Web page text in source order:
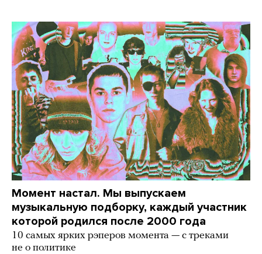
Момент настал. Мы выпускаем
музыкальную подборку, каждый участник
которой родился после 2000 года
10 самых ярких рэперов момента — с треками
не о политике